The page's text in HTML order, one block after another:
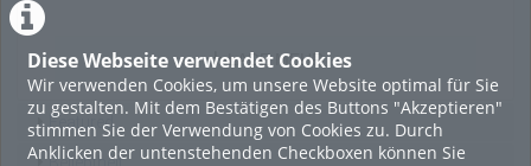
Diese Webseite verwendet Cookies
Wir verwenden Cookies, um unsere Website optimal für Sie
zu gestalten. Mit dem Bestätigen des Buttons "Akzeptieren"
stimmen Sie der Verwendung von Cookies zu. Durch
Anklicken der untenstehenden Checkboxen können Sie
LADE MEHR
Featured